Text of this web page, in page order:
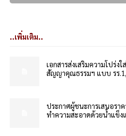
..เพิ่มเติม..
เอกสารส่งเสริมความโปร่ง
สัญญาคุณธรรมฯ แบบ รร.1,
ประกาศผู้ชนะการเสนอรา
ทำความสะอาดด้วยน้ำแข็ง